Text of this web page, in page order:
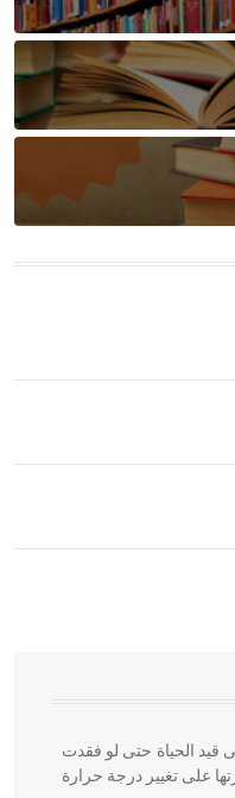
الهندسية التي ارتبطت
ومصر خاصة، حيث يحرص
الواجهات
قيد الحياة حتى لو فقدت
على تغيير درجة حرارة